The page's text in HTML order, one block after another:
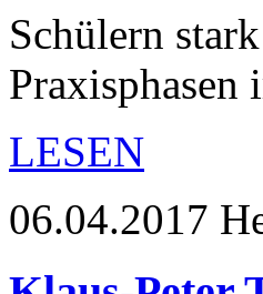
Schülern
LESEN
06.04.2017